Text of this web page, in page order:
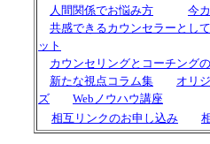
人間関係でお悩み方
今
共感できるカウンセラーとして
ット
カウンセリングと コーチング
新たな視点コラム集
オリ
ズ
Webノウハウ講座
相互リンクのお申し込み